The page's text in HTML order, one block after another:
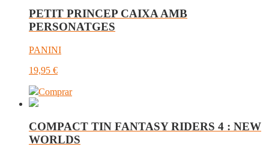
PETIT PRINCEP CAIXA AMB
PERSONATGES
PANINI
19,95 €
Comprar
COMPACT TIN FANTASY RIDERS 4 : NEW
WORLDS